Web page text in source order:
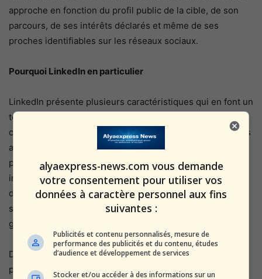
approche en fonction du profil public de la cible, de son
parcours, de ses intérêts déclarés et même de ses
proches identifiables sur les réseaux sociaux.
Pourquoi LinkedIn en particulier
LinkedIn présente plusieurs caractéristiques qui en font un
terrain idéal pour ce type d’opérations. La plateforme est
conçue pour encourager les connections professionnelles
avec des inconnus — contrairement aux réseaux sociaux
personnels, accepter une demande de connexion d’un
inconnu y est socialement normal. Les profils y sont
détaillés, souvent mis à jour, et incluent des informations
sur l’employeur actuel, le parcours militaire ou
gouvernemental, les contacts professionnels.
De plus, LinkedIn est perçu comme un environnement
professionnel sérieux, moins suspect que d’autres canaux
alyaexpress-news.com vous demande
votre consentement pour utiliser vos
données à caractère personnel aux fins
suivantes :
Publicités et contenu personnalisés, mesure de
performance des publicités et du contenu, études
d’audience et développement de services
Stocker et/ou accéder à des informations sur un